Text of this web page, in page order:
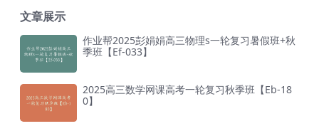
文章展示
作业帮2025彭娟娟高三物理s一轮复习暑假班+秋
季班【Ef-033】
2025高三数学网课高考一轮复习秋季班【Eb-18
0】